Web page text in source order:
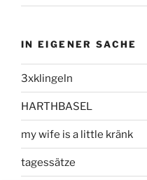
IN EIGENER SACHE
3xklingeln
HARTHBASEL
my wife is a little kränk
tagessätze